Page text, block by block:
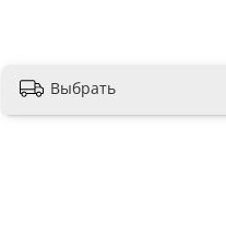
Выбрать